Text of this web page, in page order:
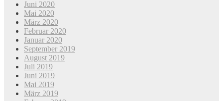
Juni 2020
Mai 2020
März 2020
Februar 2020
Januar 2020
September 2019
August 2019
Juli 2019
Juni 2019
Mai 2019
März 2019